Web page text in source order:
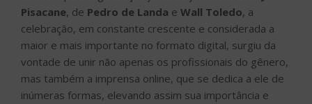
Pisacane, de Pedro de Landa e Wall Toledo, a
celebração, em constante crescente e considerada a
maior e mais importante no formato digital, surgiu da
vontade de unir não apenas os profissionais do gênero,
mas também a imprensa online, que se dedica a ele de
inúmeras formas, elevando assim sua importância e